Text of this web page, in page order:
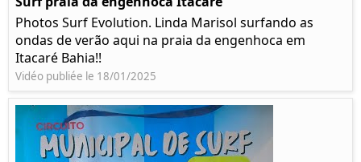
Photos Surf Evolution. Linda Marisol surfando as
ondas de verão aqui na praia da engenhoca em
Itacaré Bahia!!
Vidéo publiée le 18/01/2025